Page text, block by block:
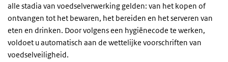
alle stadia van voedselverwerking gelden: van het kopen of
ontvangen tot het bewaren, het bereiden en het serveren van
eten en drinken. Door volgens een hygiënecode te werken,
voldoet u automatisch aan de wettelijke voorschriften van
voedselveiligheid.